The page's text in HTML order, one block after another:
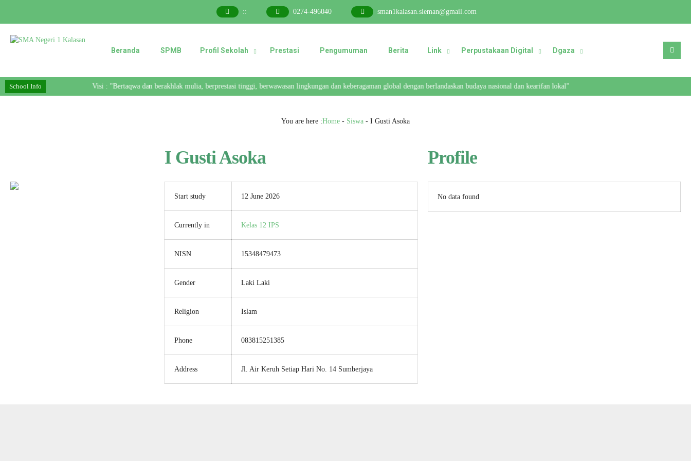
:: 0274-496040 sman1kalasan.sleman@gmail.com
Beranda SPMB Profil Sekolah Prestasi Pengumuman Berita Link Perpustakaan Digital Dgaza
School Info Visi : "Bertaqwa dan berakhlak mulia, berprestasi tinggi, berwawasan lingkungan dan keberagaman global dengan berlandaskan budaya nasional dan kearifan lokal"
You are here :Home - Siswa - I Gusti Asoka
I Gusti Asoka
Start study 12 June 2026
Currently in Kelas 12 IPS
NISN 15348479473
Gender Laki Laki
Religion Islam
Phone 083815251385
Address Jl. Air Keruh Setiap Hari No. 14 Sumberjaya
Profile
No data found